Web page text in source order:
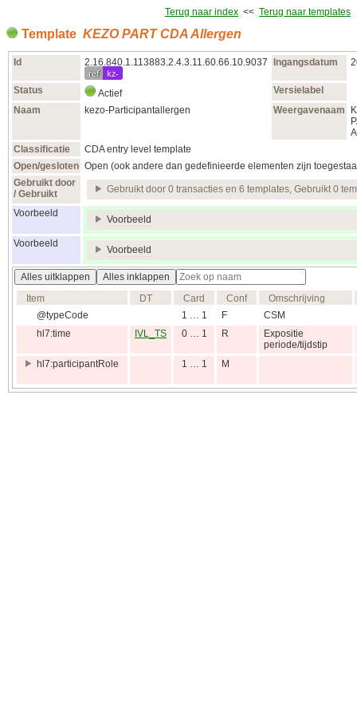
Terug naar index << Terug naar templates
Template KEZO PART CDA Allergen
Id 2.16.840.1.113883.2.4.3.11.60.66.10.9037
ref kz-
Ingangsdatum
Status Actief
Versielabel
Naam
kezo-Participantallergen Weergavenaam
Classificatie
CDA entry level template
Open/gesloten Open (ook andere dan gedefinieerde elementen zijn
Gebruikt door
/ Gebruikt
Gebruikt door 0 transacties en 6 templates, Gebruikt 0
Voorbeeld
Voorbeeld
Voorbeeld
Voorbeeld
Alles uitklappen
Alles inklappen
Item
DT Card Conf
Omschrijving
@typeCode
1 … 1 F
CSM
hl7:time
IVL_TS 0 … 1 R
Expositie
periode/tijdstip
hl7:participantRole
1 … 1 M